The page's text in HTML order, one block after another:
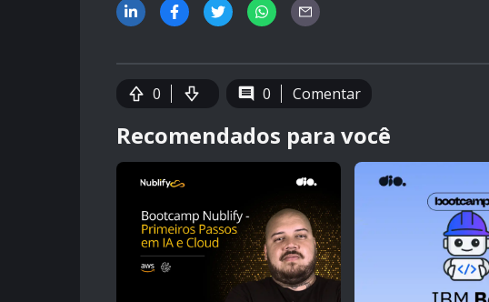
0 0 Comentar
Recomendados para você